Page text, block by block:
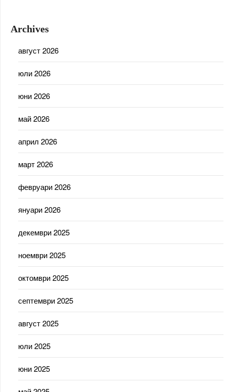
Archives
август 2026
юли 2026
юни 2026
май 2026
април 2026
март 2026
февруари 2026
януари 2026
декември 2025
ноември 2025
октомври 2025
септември 2025
август 2025
юли 2025
юни 2025